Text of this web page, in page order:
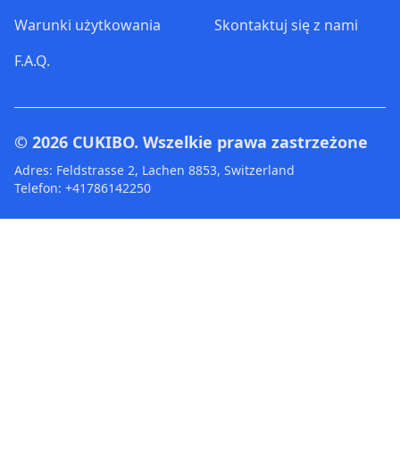
Warunki użytkowania
F.A.Q.
Skontaktuj się z nami
© 2026 CUKIBO. Wszelkie prawa zastrzeżone
Adres: Feldstrasse 2, Lachen 8853, Switzerland
Telefon: +41786142250